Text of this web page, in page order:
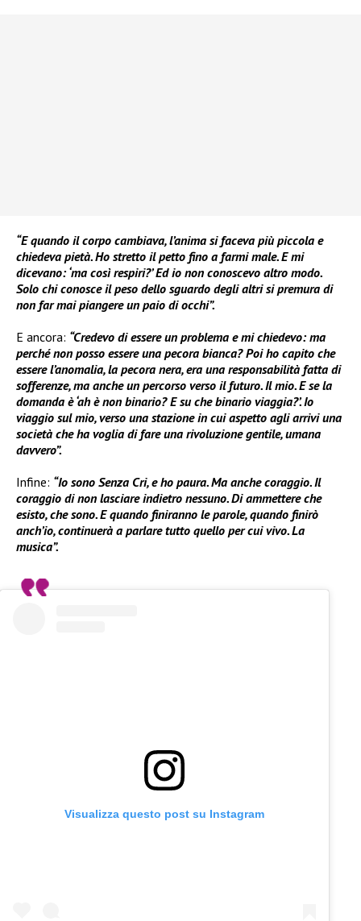
“E quando il corpo cambiava, l’anima si faceva più piccola e
chiedeva pietà. Ho stretto il petto fino a farmi male. E mi
dicevano: ‘ma così respiri?’ Ed io non conoscevo altro modo.
Solo chi conosce il peso dello sguardo degli altri si premura di
non far mai piangere un paio di occhi”.
E ancora: “Credevo di essere un problema e mi chiedevo: ma
perché non posso essere una pecora bianca? Poi ho capito che
essere l’anomalia, la pecora nera, era una responsabilità fatta di
sofferenze, ma anche un percorso verso il futuro. Il mio. E se la
domanda è ‘ah è non binario? E su che binario viaggia?’. Io
viaggio sul mio, verso una stazione in cui aspetto agli arrivi una
società che ha voglia di fare una rivoluzione gentile, umana
davvero”.
Infine: “Io sono Senza Cri, e ho paura. Ma anche coraggio. Il
coraggio di non lasciare indietro nessuno. Di ammettere che
esisto, che sono. E quando finiranno le parole, quando finirò
anch’io, continuerà a parlare tutto quello per cui vivo. La
musica”.
Visualizza questo post su Instagram